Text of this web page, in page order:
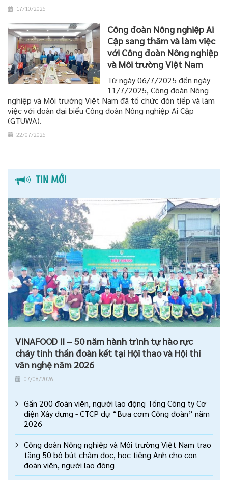
17/10/2025
Công đoàn Nông nghiệp Ai
Cập sang thăm và làm việc
với Công đoàn Nông nghiệp
và Môi trường Việt Nam
Từ ngày 06/7/2025 đến ngày
11/7/2025, Công đoàn Nông
nghiệp và Môi trường Việt Nam đã tổ chức đón tiếp và làm
việc với đoàn đại biểu Công đoàn Nông nghiệp Ai Cập
(GTUWA).
22/07/2025
TIN MỚI
VINAFOOD II – 50 năm hành trình tự hào rực
cháy tinh thần đoàn kết tại Hội thao và Hội thi
văn nghệ năm 2026
07/08/2026
Gần 200 đoàn viên, người lao động Tổng Công ty Cơ
điện Xây dựng - CTCP dự “Bữa cơm Công đoàn” năm
2026
Công đoàn Nông nghiệp và Môi trường Việt Nam trao
tặng 50 bộ bút chấm đọc, học tiếng Anh cho con
đoàn viên, người lao động